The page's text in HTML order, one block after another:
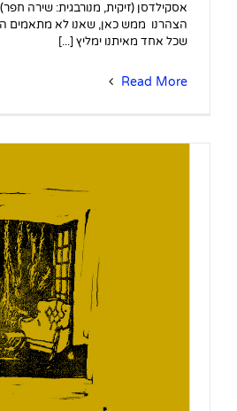
אסקילדסן (זיקית, מנורבגית: שירה
הצהרנו ממש כאן, שאנו לא מתאמים
שכל אחד מאיתנו ימליץ [...]
Read More